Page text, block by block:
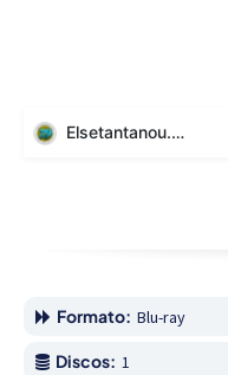
Elsetantanou.com
Formato: Blu-ray
Discos: 1